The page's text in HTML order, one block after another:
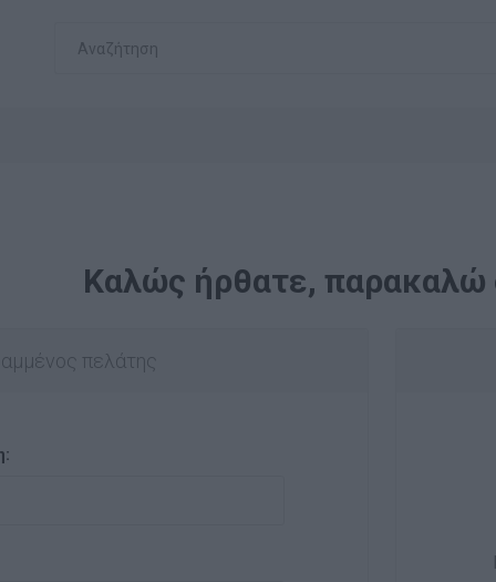
Καλώς ήρθατε, παρακαλώ
πελάτης